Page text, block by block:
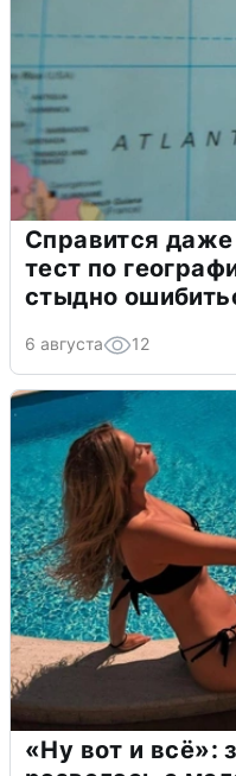
Справится
тест по
стыдно
6 августа 12
«Ну вот и всё»: